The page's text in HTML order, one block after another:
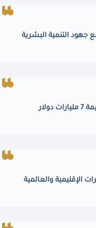
جهود التنمية البشرية
الإقليمية والعالمية